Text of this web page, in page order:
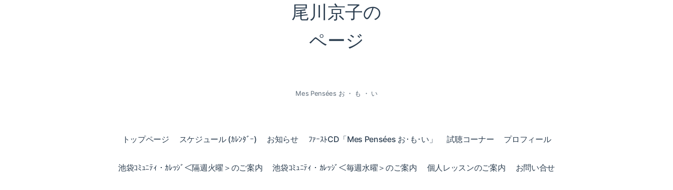
尾川京子の
ページ
Mes Pensées お ・ も ・ い
トップページ スケジュール (ｶﾚﾝﾀﾞｰ) お知らせ ﾌｧｰｽﾄCD「Mes Pensées お･も･い」 試聴コーナー プロフィール
池袋ｺﾐｭﾆﾃｨ・ｶﾚｯｼﾞ＜隔週火曜＞のご案内 池袋ｺﾐｭﾆﾃｨ・ｶﾚｯｼﾞ＜毎週水曜＞のご案内 個人レッスンのご案内 お問い合せ